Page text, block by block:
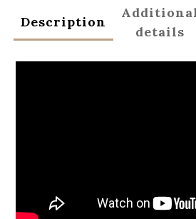
Description
details